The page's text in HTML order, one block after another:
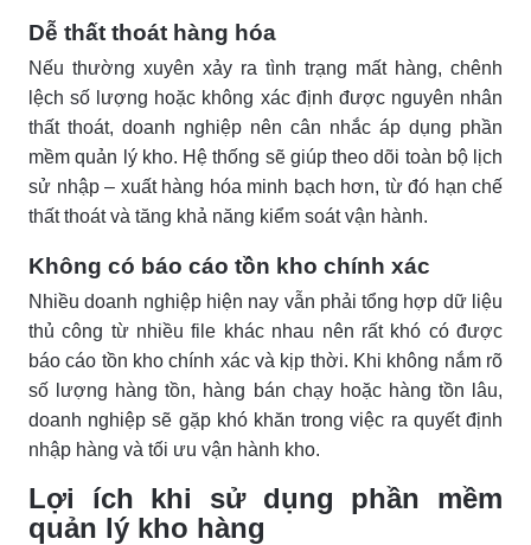
Dễ thất thoát hàng hóa
Nếu thường xuyên xảy ra tình trạng mất hàng, chênh
lệch số lượng hoặc không xác định được nguyên nhân
thất thoát, doanh nghiệp nên cân nhắc áp dụng phần
mềm quản lý kho. Hệ thống sẽ giúp theo dõi toàn bộ lịch
sử nhập – xuất hàng hóa minh bạch hơn, từ đó hạn chế
thất thoát và tăng khả năng kiểm soát vận hành.
Không có báo cáo tồn kho chính xác
Nhiều doanh nghiệp hiện nay vẫn phải tổng hợp dữ liệu
thủ công từ nhiều file khác nhau nên rất khó có được
báo cáo tồn kho chính xác và kịp thời. Khi không nắm rõ
số lượng hàng tồn, hàng bán chạy hoặc hàng tồn lâu,
doanh nghiệp sẽ gặp khó khăn trong việc ra quyết định
nhập hàng và tối ưu vận hành kho.
Lợi ích khi sử dụng phần mềm
quản lý kho hàng